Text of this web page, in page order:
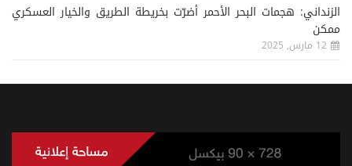
الزنداني: هجمات البحر الأحمر أضرّت بخريطة الطريق والخيار العسكري
ممكن
12 مارس, 2025